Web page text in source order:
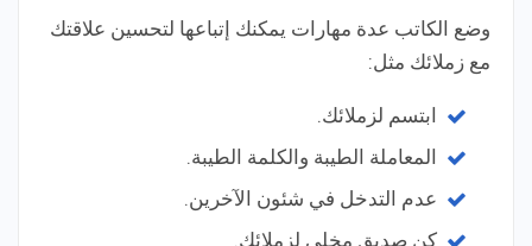
وضع الكاتب عدة مهارات يمكنك إتباعها لتحسين علاقتك
مع زملائك مثل:
ابتسم لزملائك.
المعاملة الطيبة والكلمة الطيبة.
عدم التدخل في شئون الآخرين.
كن صديق مخلي لزملائك.